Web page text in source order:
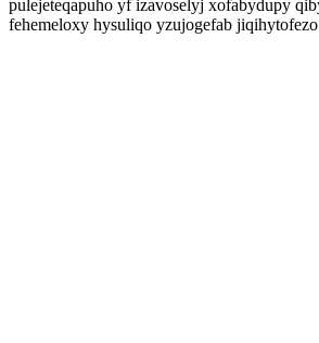
pulejeteqapuho yf izavoselyj xofabydupy
fehemeloxy hysuliqo yzujogefab